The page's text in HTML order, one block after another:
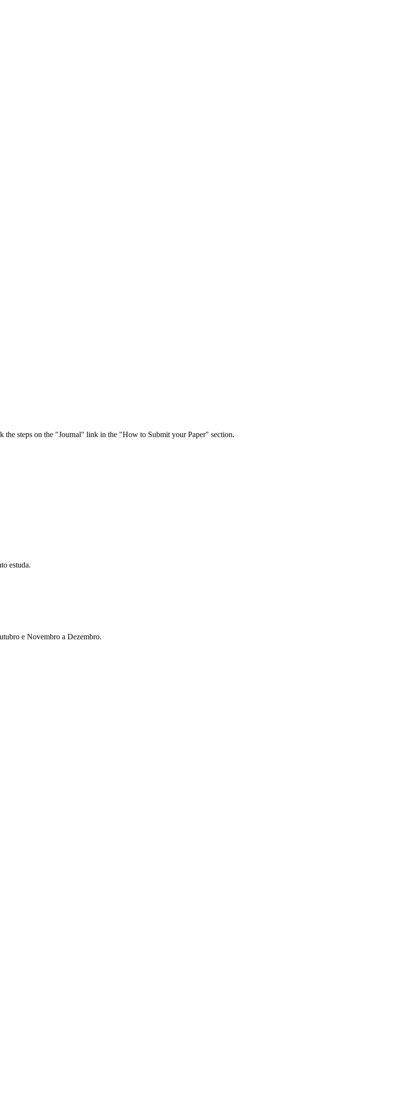
the steps on the "Journal" link in the "How to Submit your Paper" section.
estuda.
e Novembro a Dezembro.